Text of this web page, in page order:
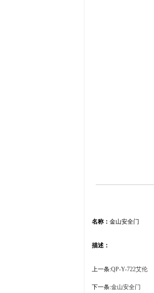
名称： 金山安全门
描述：
上一条:QP-Y-722艾伦
下一条:金山安全门